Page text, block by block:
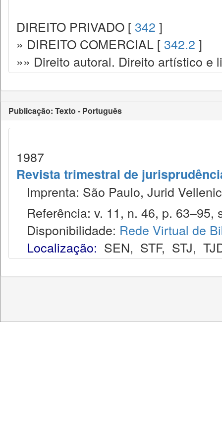
DIREITO PRIVADO [ 342 ]
» DIREITO COMERCIAL [ 342.2 ]
»» Direito autoral. Direito artístico e
Publicação: Texto - Português
1987
Revista trimestral de
Imprenta: São Paulo, Jurid
Referência: v. 11, n. 46, p. 63–95,
Disponibilidade: Rede Virtual de
Localização: SEN, STF, STJ,